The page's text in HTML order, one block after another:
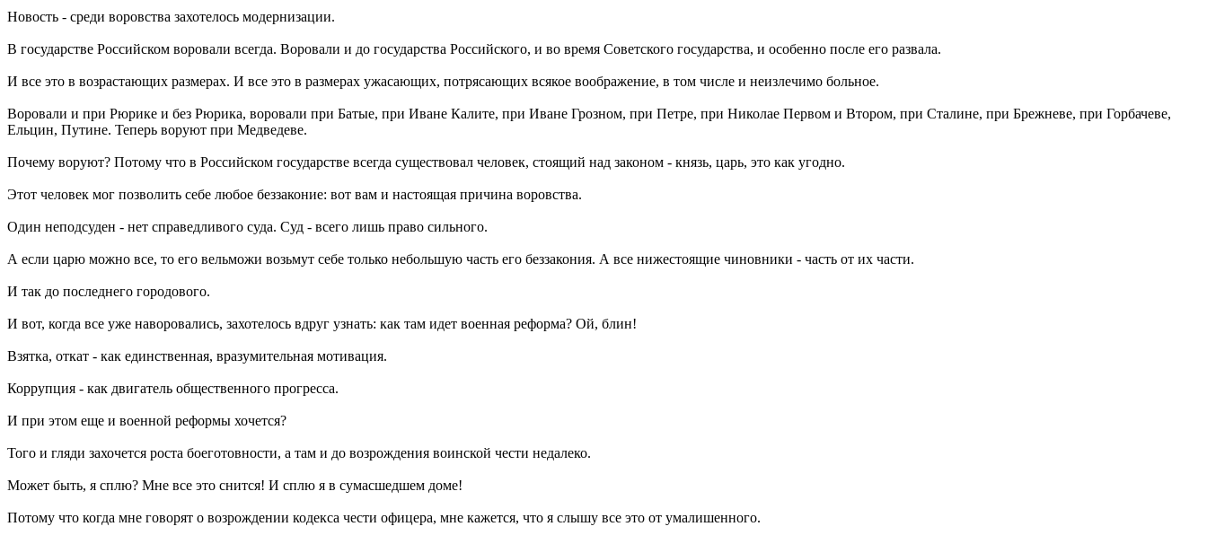
Новость - среди воровства захотелось модернизации.
В государстве Российском воровали всегда. Воровали и до государства Российского, и во время Советского государства, и особенно после его развала.
И все это в возрастающих размерах. И все это в размерах ужасающих, потрясающих всякое воображение, в том числе и неизлечимо больное.
Воровали и при Рюрике и без Рюрика, воровали при Батые, при Иване Калите, при Иване Грозном, при Петре, при Николае Первом и Втором, при Сталине, при Брежневе, при Горбачеве,
Ельцин, Путине. Теперь воруют при Медведеве.
Почему воруют? Потому что в Российском государстве всегда существовал человек, стоящий над законом - князь, царь, это как угодно.
Этот человек мог позволить себе любое беззаконие: вот вам и настоящая причина воровства.
Один неподсуден - нет справедливого суда. Суд - всего лишь право сильного.
А если царю можно все, то его вельможи возьмут себе только небольшую часть его беззакония. А все нижестоящие чиновники - часть от их части.
И так до последнего городового.
И вот, когда все уже наворовались, захотелось вдруг узнать: как там идет военная реформа? Ой, блин!
Взятка, откат - как единственная, вразумительная мотивация.
Коррупция - как двигатель общественного прогресса.
И при этом еще и военной реформы хочется?
Того и гляди захочется роста боеготовности, а там и до возрождения воинской чести недалеко.
Может быть, я сплю? Мне все это снится! И сплю я в сумасшедшем доме!
Потому что когда мне говорят о возрождении кодекса чести офицера, мне кажется, что я слышу все это от умалишенного.